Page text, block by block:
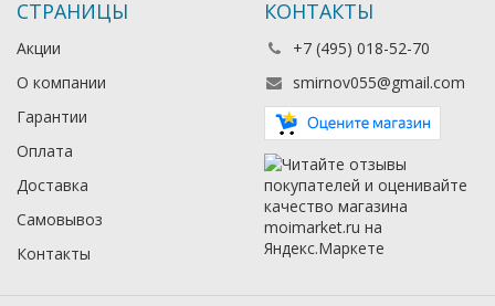
СТРАНИЦЫ
Акции
О компании
Гарантии
Оплата
Доставка
Самовывоз
Контакты
КОНТАКТЫ
+7 (495) 018-52-70
smirnov055@gmail.com